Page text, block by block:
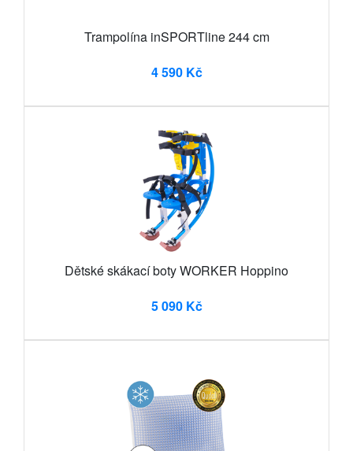
Trampolína inSPORTline 244 cm
4 590 Kč
Dětské skákací boty WORKER Hoppino
5 090 Kč